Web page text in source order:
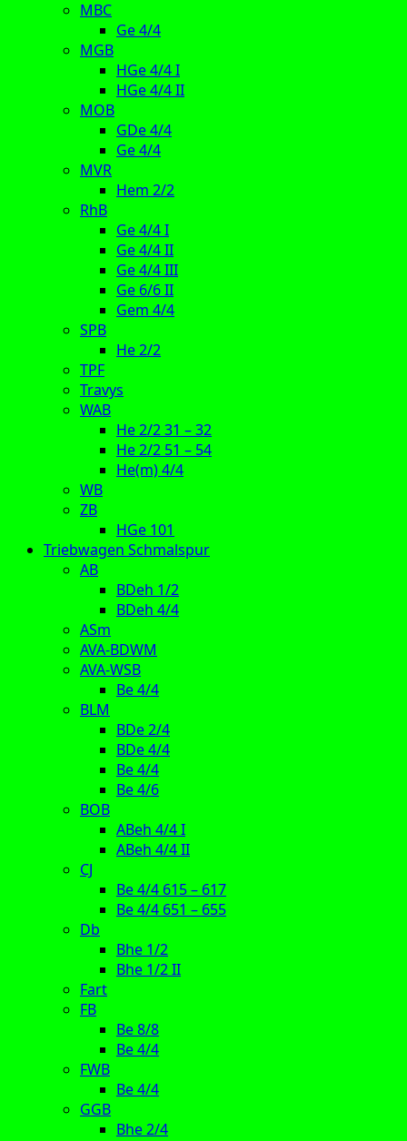
MBC
Ge 4/4
MGB
HGe 4/4 I
HGe 4/4 II
MOB
GDe 4/4
Ge 4/4
MVR
Hem 2/2
RhB
Ge 4/4 I
Ge 4/4 II
Ge 4/4 III
Ge 6/6 II
Gem 4/4
SPB
He 2/2
TPF
Travys
WAB
He 2/2 31 – 32
He 2/2 51 – 54
He(m) 4/4
WB
ZB
HGe 101
Triebwagen Schmalspur
AB
BDeh 1/2
BDeh 4/4
ASm
AVA-BDWM
AVA-WSB
Be 4/4
BLM
BDe 2/4
BDe 4/4
Be 4/4
Be 4/6
BOB
ABeh 4/4 I
ABeh 4/4 II
CJ
Be 4/4 615 – 617
Be 4/4 651 – 655
Db
Bhe 1/2
Bhe 1/2 II
Fart
FB
Be 8/8
Be 4/4
FWB
Be 4/4
GGB
Bhe 2/4